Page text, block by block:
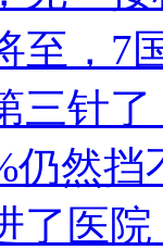
至，7
三针
仍然
了医